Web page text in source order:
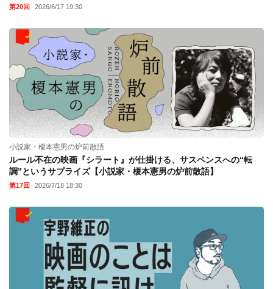
第20回 2026/6/17 19:30
小説家・榎本憲男の炉前散語
ルール不在の映画『シラート』が仕掛ける、サスペンスへの“転
調”というサプライズ【小説家・榎本憲男の炉前散語】
第17回 2026/7/18 18:30